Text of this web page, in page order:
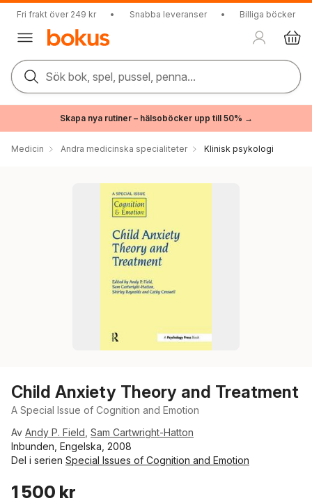
Fri frakt över 249 kr • Snabba leveranser • Billiga böcker
Sök bok, spel, pussel, penna...
Skapa nya rutiner – hälsoböcker upp till 50% →
Medicin Andra medicinska specialiteter Klinisk psykologi
Child Anxiety Theory and Treatment
A Special Issue of Cognition and Emotion
Av Andy P. Field Sam Cartwright-Hatton
Inbunden, Engelska, 2008
Del i serien Special Issues of Cognition and Emotion
1 500 kr